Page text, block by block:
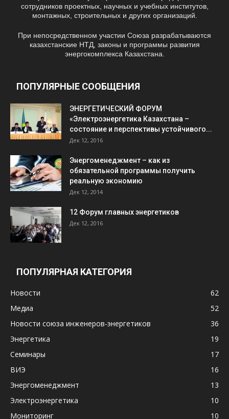
сотрудников проектных, научных и учебных институтов,
монтажных, строительных и других организаций.
При непосредственном участии Союза разрабатываются
казахстанские НТД, законы и программы развития
энергокомплекса Казахстана.
ПОПУЛЯРНЫЕ СООБЩЕНИЯ
ЭНЕРГЕТИЧЕСКИЙ ФОРУМ
«Электроэнергетика Казахстана –
состояние и перспективы устойчивого...
Дек 12, 2016
Энергоменеджмент – как из
обязательной программы получить
реальную экономию
Дек 12, 2014
12 Форум главных энергетиков
Дек 12, 2016
ПОПУЛЯРНАЯ КАТЕГОРИЯ
Новости
62
Медиа
52
Новости союза инженеров-энергетиков
36
Энергетика
19
Семинары
17
ВИЭ
16
Энергоменеджмент
13
Электроэнергетика
10
Мониторинг
10